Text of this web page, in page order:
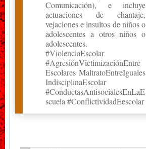
Comunicación), e incluye
actuaciones de chantaje,
vejaciones e insultos de niños o
adolescentes a otros niños o
adolescentes.
#ViolenciaEscolar
#AgresiónVictimizaciónEntre
Escolares MaltratoEntreIguales
IndisciplinaEscolar
#ConductasAntisocialesEnLaE
scuela #ConflictividadEescolar